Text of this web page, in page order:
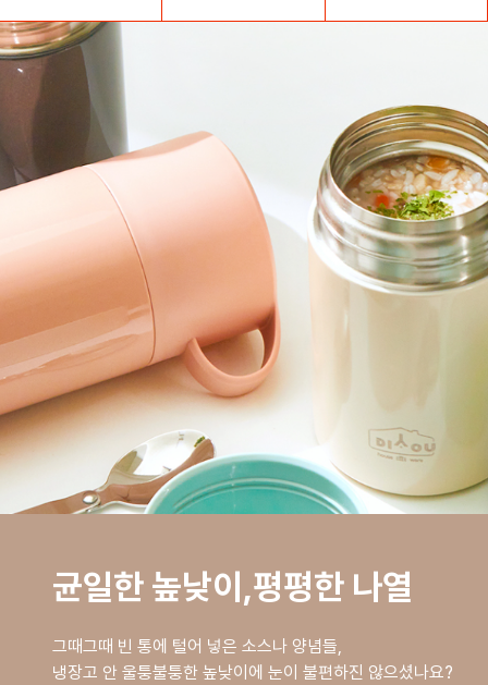
균일한 높낮이,평평한 나열
그때그때 빈 통에 털어 넣은 소스나 양념들,
냉장고 안 울퉁불퉁한 높낮이에 눈이 불편하진 않으셨나요?